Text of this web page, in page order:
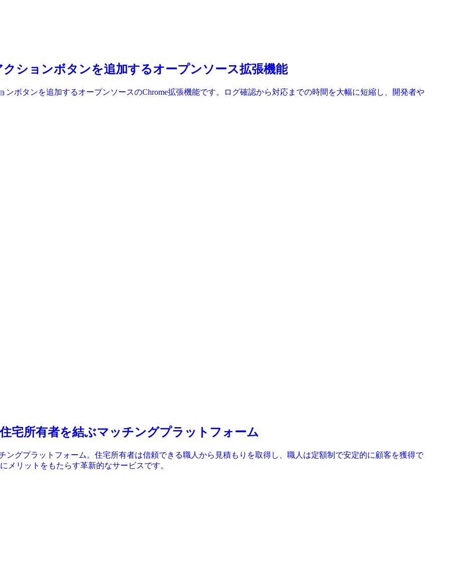
ションボタンを追加するオープンソース拡張機能
ンボタンを追加するオープンソースのChrome拡張機能です。ログ確認から対応までの時間を大幅に短縮し、開発者や
宅所有者を結ぶマッチングプラットフォーム
ングプラットフォーム。住宅所有者は信頼できる職人から見積もりを取得し、職人は定額制で安定的に顧客を獲得で
メリットをもたらす革新的なサービスです。